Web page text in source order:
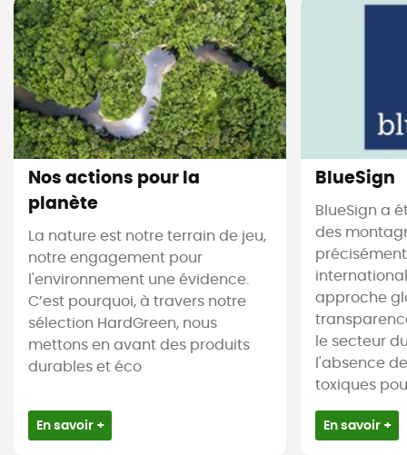
Nos actions pour la
planète
La nature est notre terrain de jeu,
notre engagement pour
l'environnement une évidence.
C’est pourquoi, à travers notre
sélection HardGreen, nous
mettons en avant des produits
durables et éco
En savoir +
BlueSign
BlueSign a
des
approche
le secteur
l'absence
toxiques
En savoir +